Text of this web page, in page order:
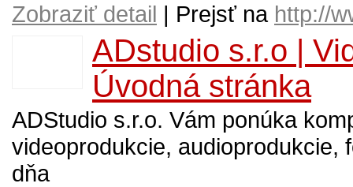
Zobraziť detail | Prejsť na http://
ADstudio s.r.o |
Úvodná stránka
ADStudio s.r.o. Vám ponúka
videoprodukcie, audioprodukcie,
dňa